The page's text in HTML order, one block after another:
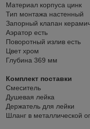
Материал корпуса цинк
Тип монтажа настенный
Запорный клапан
Аэратор есть
Поворотный излив есть
Цвет хром
Глубина 369 мм
Комплект поставки
Смеситель
Душевая лейка
Держатель для лейки
Шланг в металлической